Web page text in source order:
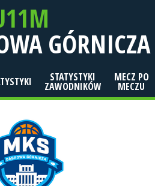
GÓRNICZA
STATYSTYKI
ZAWODNIKÓW
MECZ PO
MECZU